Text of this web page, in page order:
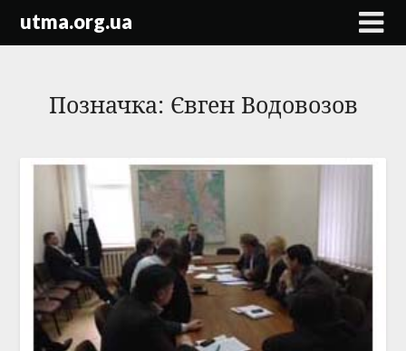
utma.org.ua
Позначка: Євген Водовозов